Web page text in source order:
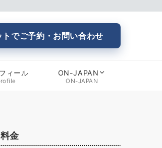
トでご予約・お問い合わせ
ィール ON-JAPAN
ON-JAPAN
金